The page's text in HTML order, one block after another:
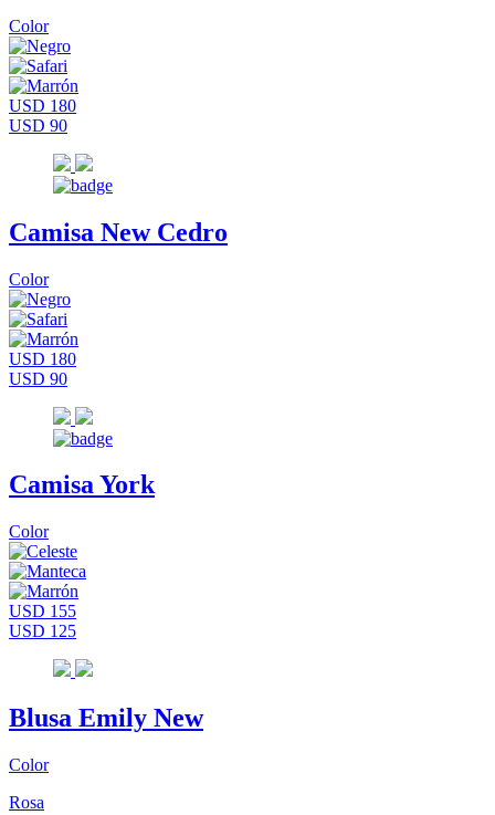
Color
USD 180
USD 90
Camisa New Cedro
Color
USD 180
USD 90
Camisa York
Color
USD 155
USD 125
Blusa Emily New
Color
Rosa